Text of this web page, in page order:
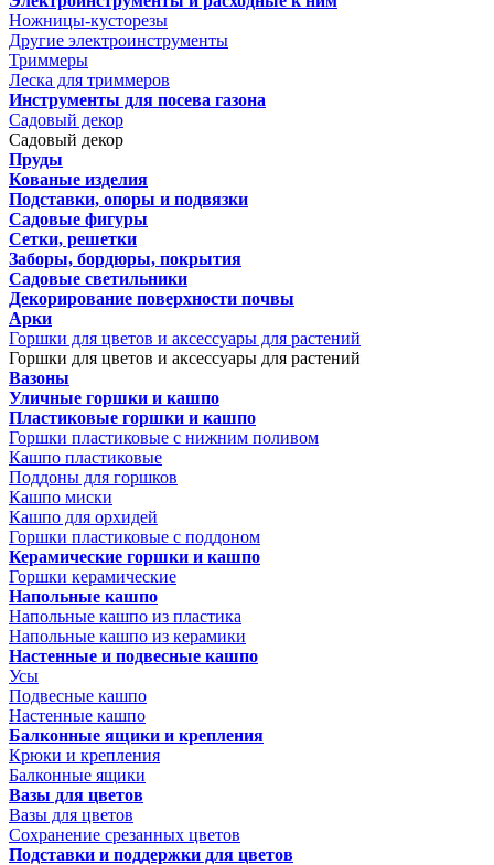
Ножницы-кусторезы
Другие электроинструменты
Триммеры
Леска для триммеров
Инструменты для посева газона
Садовый декор
Садовый декор
Пруды
Кованые изделия
Подставки, опоры и подвязки
Садовые фигуры
Сетки, решетки
Заборы, бордюры, покрытия
Садовые светильники
Декорирование поверхности почвы
Арки
Горшки для цветов и аксессуары для растений
Горшки для цветов и аксессуары для растений
Вазоны
Уличные горшки и кашпо
Пластиковые горшки и кашпо
Горшки пластиковые с нижним поливом
Кашпо пластиковые
Поддоны для горшков
Кашпо миски
Кашпо для орхидей
Горшки пластиковые с поддоном
Керамические горшки и кашпо
Горшки керамические
Напольные кашпо
Напольные кашпо из пластика
Напольные кашпо из керамики
Настенные и подвесные кашпо
Усы
Подвесные кашпо
Настенные кашпо
Балконные ящики и крепления
Крюки и крепления
Балконные ящики
Вазы для цветов
Вазы для цветов
Сохранение срезанных цветов
Подставки и поддержки для цветов